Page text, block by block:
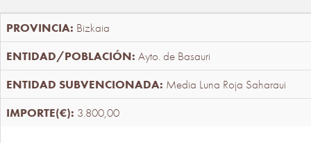
Bizkaia
Ayto. de Basauri
Media Luna Roja Saharaui
3.800,00